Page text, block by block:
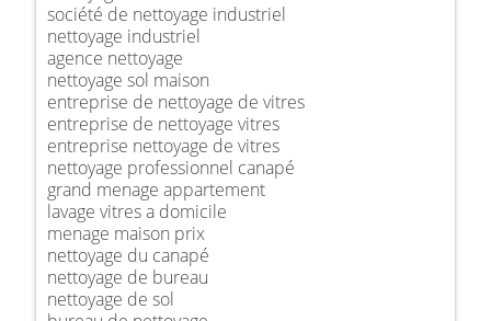
société de nettoyage industriel
nettoyage industriel
agence nettoyage
nettoyage sol maison
entreprise de nettoyage de vitres
entreprise de nettoyage vitres
entreprise nettoyage de vitres
nettoyage professionnel canapé
grand menage appartement
lavage vitres a domicile
menage maison prix
nettoyage du canapé
nettoyage de bureau
nettoyage de sol